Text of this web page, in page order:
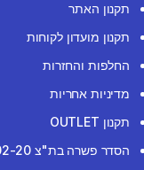
תקנון האתר
תקנון מועדון לקוחות
החלפות והחזרות
מדיניות אחריות
תקנון OUTLET
הסדר פשרה בת"צ 18665-02-20